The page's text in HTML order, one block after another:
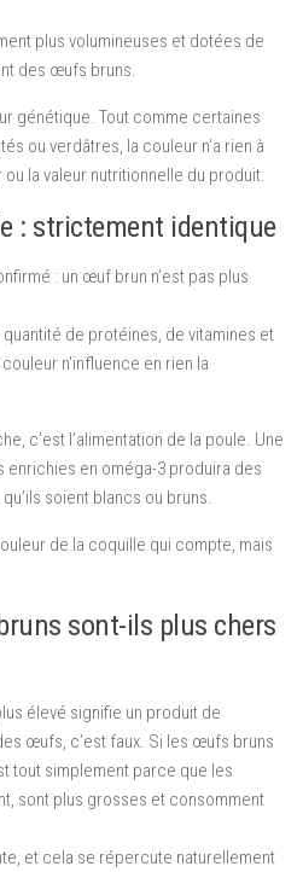
plus volumineuses et dotées de
des œufs bruns.
génétique. Tout comme certaines
ou verdâtres, la couleur n’a rien à
la valeur nutritionnelle du produit.
: strictement identique
: un œuf brun n’est pas plus
de protéines, de vitamines et
n’influence en rien la
c’est l’alimentation de la poule. Une
enrichies en oméga-3 produira des
soient blancs ou bruns.
de la coquille qui compte, mais
sont-ils plus chers
élevé signifie un produit de
œufs, c’est faux. Si les œufs bruns
tout simplement parce que les
sont plus grosses et consomment
et cela se répercute naturellement